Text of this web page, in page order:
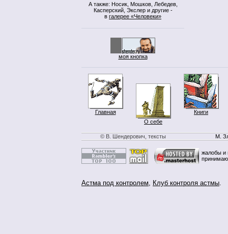
А также: Носик, Мошков, Лебедев,
Касперский, Экслер и другие -
в галерее «Человеки»
моя кнопка
Главная
О себе
Книги
© В. Шендерович, тексты М.
жалобы и
Астма под контролем, Клуб контроля астмы.